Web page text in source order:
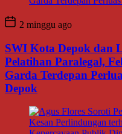
2 minggu ago
SWI Kota Depok dan
Pelatihan Paralegal,
Garda Terdepan
Depok